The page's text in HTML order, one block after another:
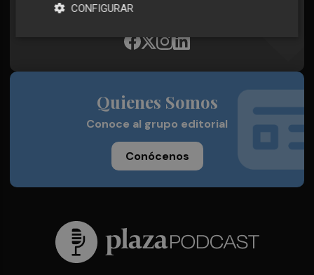
Plaza Podcast, desde cualquier medio
Quienes Somos
Conoce al grupo editorial
Conócenos
CONFIGURAR